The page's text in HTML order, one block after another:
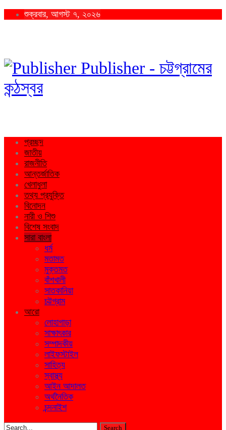
শুক্রবার, আগস্ট ৭, ২০২৬
Publisher - চট্টগ্রামের
কন্ঠস্বর
প্রচ্ছদ
জাতীয়
রাজনীতি
আন্তর্জাতিক
খেলাধুলা
তথ্য প্রযুক্তি
বিনোদন
নারী ও শিশু
বিশেষ সংবাদ
সারা বাংলা
ধর্ম
মতামত
মুক্তমত
বাঁশখালী
সাতকানিয়া
চট্টগ্রাম
আরো
লোহাগাড়া
সাক্ষাৎকার
সম্পাদকীয়
লাইফস্টাইল
সাহিত্য
স্বাস্থ্য
আইন আদালত
অর্থনৈতিক
চন্দনাইশ